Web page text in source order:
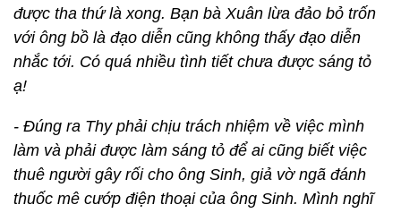
được tha thứ là xong. Bạn bà Xuân lừa đảo bỏ trốn
với ông bồ là đạo diễn cũng không thấy đạo diễn
nhắc tới. Có quá nhiều tình tiết chưa được sáng tỏ
ạ!
- Đúng ra Thy phải chịu trách nhiệm về việc mình
làm và phải được làm sáng tỏ để ai cũng biết việc
thuê người gây rối cho ông Sinh, giả vờ ngã đánh
thuốc mê cướp điện thoại của ông Sinh. Mình nghĩ